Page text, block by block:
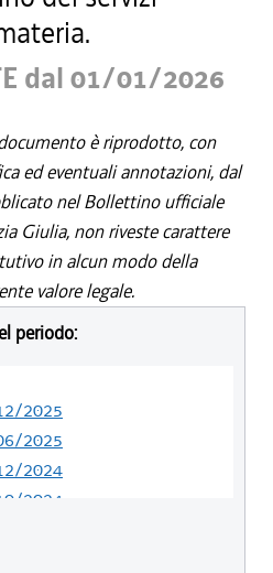
dal 01/01/2026
è riprodotto, con
ed eventuali annotazioni, dal
nel Bollettino ufficiale
Giulia, non riveste carattere
in alcun modo della
valore legale.
periodo:
2025
2025
2024
2024
2024
2023